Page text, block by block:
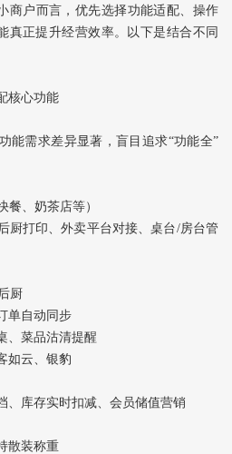
商户而言，优先选择功能适配、操作
真正提升经营效率。以下是结合不同
核心功能
能需求差异显著，盲目追求“功能全”
餐、奶茶店等）
厨打印、外卖平台对接、桌台/房台管
厨
单自动同步
、菜品沽清提醒
如云、银豹
、库存实时扣减、会员储值营销
散装称重